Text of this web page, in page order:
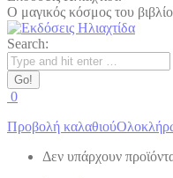
Ο μαγικός κόσμος του
Search:
0
Προβολή καλαθιού
Δεν υπάρχουν